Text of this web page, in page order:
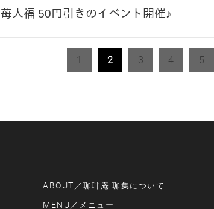
苺大福 50円引きのイベント開催♪
1 2 3 4 5
ABOUT ／珈琲庵 珈集について
MENU ／メニュー